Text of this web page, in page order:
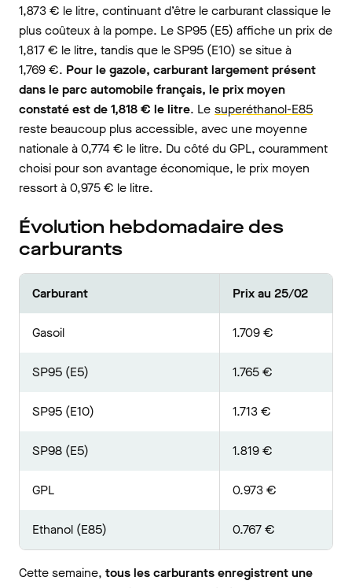
1,873 € le litre, continuant d’être le carburant classique le
plus coûteux à la pompe. Le SP95 (E5) affiche un prix de
1,817 € le litre, tandis que le SP95 (E10) se situe à
1,769 €. Pour le gazole, carburant largement présent
dans le parc automobile français, le prix moyen
constaté est de 1,818 € le litre. Le superéthanol-E85
reste beaucoup plus accessible, avec une moyenne
nationale à 0,774 € le litre. Du côté du GPL, couramment
choisi pour son avantage économique, le prix moyen
ressort à 0,975 € le litre.
Évolution hebdomadaire des
carburants
Carburant Prix au 25/02
Gasoil 1.709 €
SP95 (E5) 1.765 €
SP95 (E10) 1.713 €
SP98 (E5) 1.819 €
GPL 0.973 €
Ethanol (E85) 0.767 €
Cette semaine, tous les carburants enregistrent une